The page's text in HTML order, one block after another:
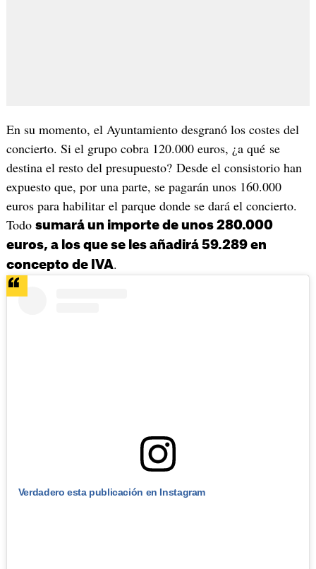
En su momento, el Ayuntamiento desgranó los costes del
concierto. Si el grupo cobra 120.000 euros, ¿a qué se
destina el resto del presupuesto? Desde el consistorio han
expuesto que, por una parte, se pagarán unos 160.000
euros para habilitar el parque donde se dará el concierto.
Todo sumará un importe de unos 280.000
euros, a los que se les añadirá 59.289 en
concepto de IVA.
Verdadero esta publicación en Instagram